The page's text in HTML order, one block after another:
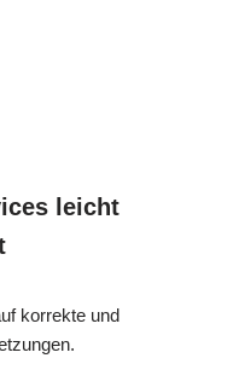
leicht
korrekte und